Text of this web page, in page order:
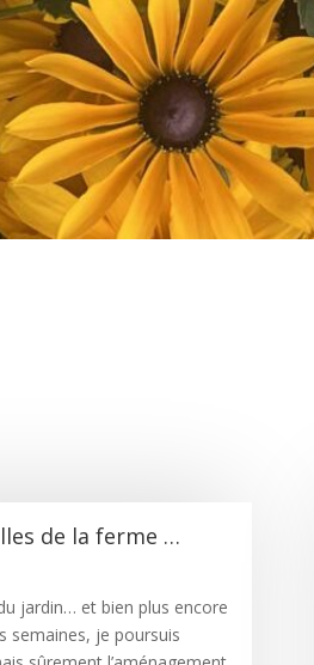
de la ferme …
jardin… et bien plus encore
semaines, je poursuis